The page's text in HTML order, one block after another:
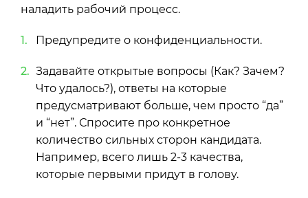
наладить рабочий процесс.
Предупредите о конфиденциальности.
Задавайте открытые вопросы (Как? Зачем?
Что удалось?), ответы на которые
предусматривают больше, чем просто “да”
и “нет”. Спросите про конкретное
количество сильных сторон кандидата.
Например, всего лишь 2-3 качества,
которые первыми придут в голову.